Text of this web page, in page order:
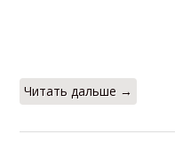
Читать дальше →